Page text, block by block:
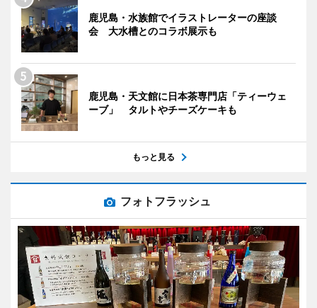
鹿児島・水族館でイラストレーターの座談
会 大水槽とのコラボ展示も
鹿児島・天文館に日本茶専門店「ティーウェ
ーブ」 タルトやチーズケーキも
もっと見る
フォトフラッシュ